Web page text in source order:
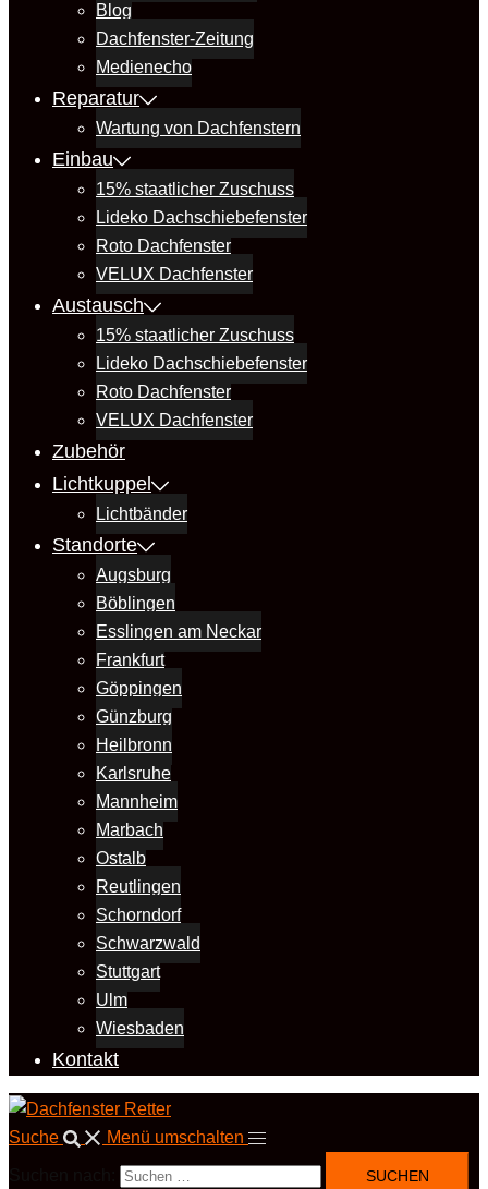
Blog
Dachfenster-Zeitung
Medienecho
Reparatur
Wartung von Dachfenstern
Einbau
15% staatlicher Zuschuss
Lideko Dachschiebefenster
Roto Dachfenster
VELUX Dachfenster
Austausch
15% staatlicher Zuschuss
Lideko Dachschiebefenster
Roto Dachfenster
VELUX Dachfenster
Zubehör
Lichtkuppel
Lichtbänder
Standorte
Augsburg
Böblingen
Esslingen am Neckar
Frankfurt
Göppingen
Günzburg
Heilbronn
Karlsruhe
Mannheim
Marbach
Ostalb
Reutlingen
Schorndorf
Schwarzwald
Stuttgart
Ulm
Wiesbaden
Kontakt
Suche Menü umschalten